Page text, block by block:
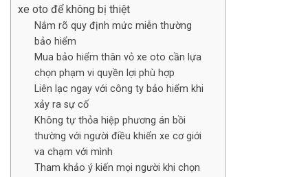
xe oto để không bị thiệt
Nắm rõ quy định mức miễn thường
bảo hiểm
Mua bảo hiểm thân vỏ xe oto cần lựa
chọn phạm vi quyền lợi phù hợp
Liên lạc ngay với công ty bảo hiểm khi
xảy ra sự cố
Không tự thỏa hiệp phương án bồi
thường với người điều khiển xe cơ giới
va chạm với mình
Tham khảo ý kiến mọi người khi chọn